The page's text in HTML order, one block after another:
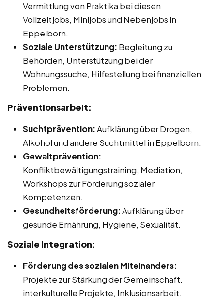
Vermittlung von Praktika bei diesen
Vollzeitjobs, Minijobs und Nebenjobs in
Eppelborn.
Soziale Unterstützung: Begleitung zu
Behörden, Unterstützung bei der
Wohnungssuche, Hilfestellung bei finanziellen
Problemen.
Präventionsarbeit:
Suchtprävention:Aufklärung über Drogen,
Alkohol und andere Suchtmittel in Eppelborn.
Gewaltprävention:
Konfliktbewältigungstraining, Mediation,
Workshops zur Förderung sozialer
Kompetenzen.
Gesundheitsförderung:Aufklärung über
gesunde Ernährung, Hygiene, Sexualität.
Soziale Integration:
Förderung des sozialen Miteinanders:
Projekte zur Stärkung der Gemeinschaft,
interkulturelle Projekte, Inklusionsarbeit.